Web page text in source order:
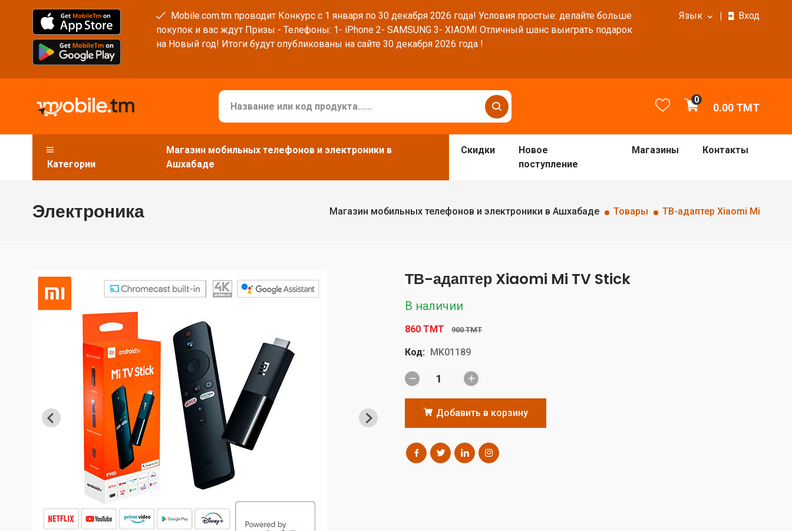
Mobile.com.tm проводит Конкурс с 1 января по 30 декабря 2026 года! Условия простые: делайте больше
покупок и вас ждут Призы - Телефоны: 1- iPhone 2- SAMSUNG 3- XIAOMI Отличный шанс выиграть подарок
на Новый год! Итоги будут опубликованы на сайте 30 декабря 2026 года !
Язык Вход
0
0.00 TMT
Категории
Магазин мобильных телефонов и электроники в
Ашхабаде
Скидки
Новое
поступление
Магазины Контакты
Электроника Магазин мобильных телефонов и электроники в Ашхабаде Товары ТВ-адаптер Xiaomi Mi
ТВ-адаптер Xiaomi Mi TV Stick
В наличии
860 TMT 900 TMT
Код: MK01189
Добавить в корзину